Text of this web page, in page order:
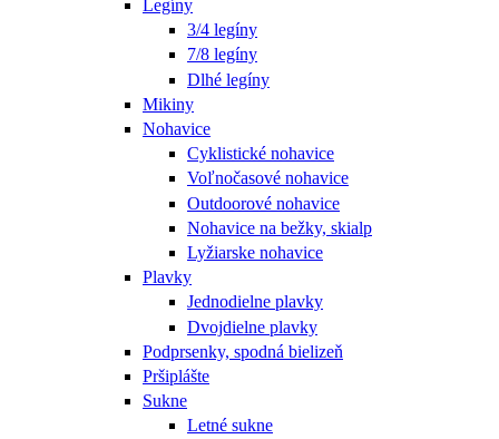
Legíny
3/4 legíny
7/8 legíny
Dlhé legíny
Mikiny
Nohavice
Cyklistické nohavice
Voľnočasové nohavice
Outdoorové nohavice
Nohavice na bežky, skialp
Lyžiarske nohavice
Plavky
Jednodielne plavky
Dvojdielne plavky
Podprsenky, spodná bielizeň
Pršiplášte
Sukne
Letné sukne